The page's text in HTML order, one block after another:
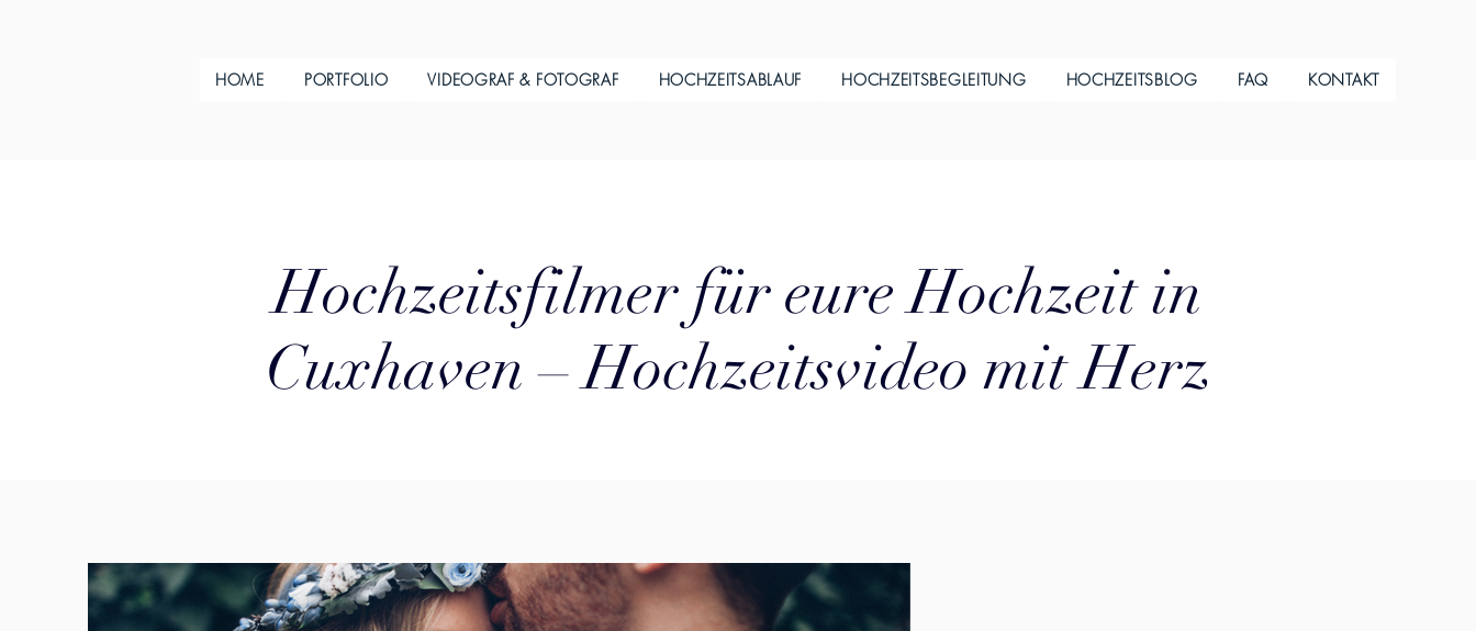
HOME PORTFOLIO VIDEOGRAF & FOTOGRAF HOCHZEITSABLAUF HOCHZEITSBEGLEITUNG HOCHZEITSBLOG FAQ KONTAKT
Hochzeitsfilmer für eure Hochzeit in
Cuxhaven – Hochzeitsvideo mit Herz